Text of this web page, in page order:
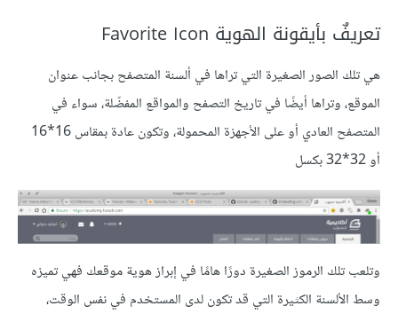
تعريفٌ بأيقونة الهوية Favorite Icon
هي تلك الصور الصغيرة التي تراها في ألسنة المتصفح بجانب عنوان
الموقع، وتراها أيضًا في تاريخ التصفح والمواقع المفضّلة، سواء في
المتصفح العادي أو على الأجهزة المحمولة، وتكون عادة بمقاس 16*16
أو 32*32 بكسل
وتلعب تلك الرموز الصغيرة دورًا هامًا في إبراز هوية موقعك فهي تميزه
وسط الألسنة الكثيرة التي قد تكون لدى المستخدم في نفس الوقت،